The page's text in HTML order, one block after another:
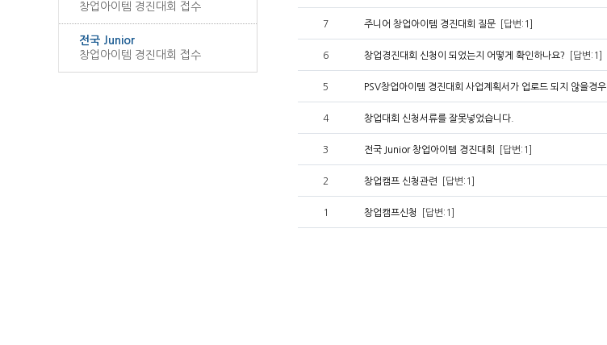
창업아이템 경진대회 접수
전국 Junior
창업아이템 경진대회 접수
7 주니어 창업아이템 경진대회 질문 [답변:1]
6 창업경진대회 신청이 되었는지 어떻게 확인하나요? [답변:1]
5 PSV창업아이템 경진대회 사업계획서가 업로드 되지 않을경우
4 창업대회 신청서류를 잘못넣었습니다.
3 전국 Junior 창업아이템 경진대회 [답변:1]
2 창업캠프 신청관련 [답변:1]
1 창업캠프신청 [답변:1]